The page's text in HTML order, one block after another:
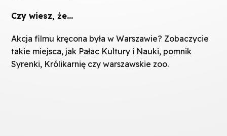
Czy wiesz, że…
Akcja filmu kręcona była w Warszawie? Zobaczycie
takie miejsca, jak Pałac Kultury i Nauki, pomnik
Syrenki, Królikarnię czy warszawskie zoo.